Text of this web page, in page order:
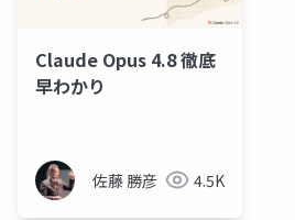
Claude Opus 4.8 徹底
早わかり
佐藤 勝彦 4.5K